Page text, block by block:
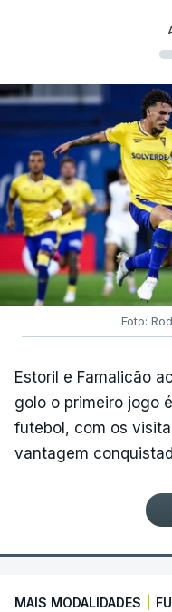
Foto:
Estoril e Famalicão
golo o primeiro jogo
futebol, com os
vantagem
MAIS MODALIDADES